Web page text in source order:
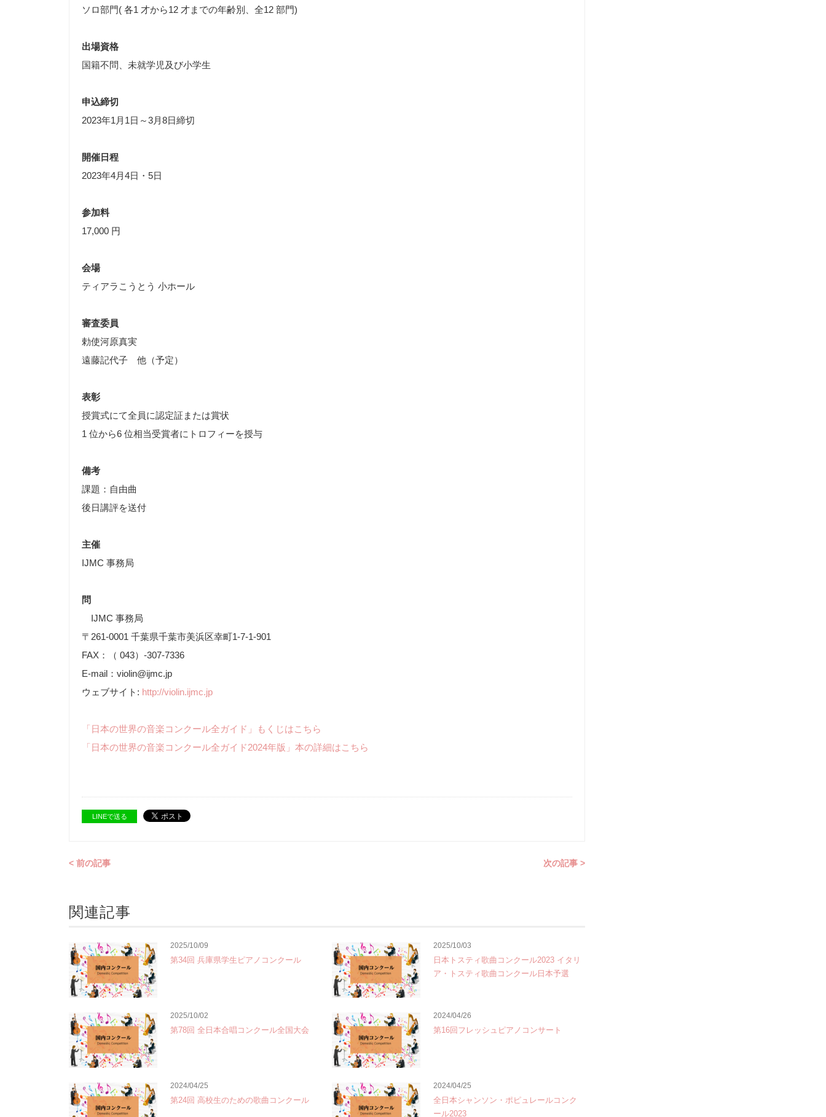
ソロ部門( 各1 才から12 才までの年齢別、全12 部門)
出場資格
国籍不問、未就学児及び小学生
申込締切
2023年1月1日～3月8日締切
開催日程
2023年4月4日・5日
参加料
17,000 円
会場
ティアラこうとう 小ホール
審査委員
勅使河原真実
遠藤記代子 他（予定）
表彰
授賞式にて全員に認定証または賞状
1 位から6 位相当受賞者にトロフィーを授与
備考
課題：自由曲
後日講評を送付
主催
IJMC 事務局
問
IJMC 事務局
〒261-0001 千葉県千葉市美浜区幸町1-7-1-901
FAX：（ 043）-307-7336
E-mail：violin@ijmc.jp
ウェブサイト: http://violin.ijmc.jp
「日本の世界の音楽コンクール全ガイド」もくじはこちら
「日本の世界の音楽コンクール全ガイド2024年版」本の詳細はこちら
LINEで送る
< 前の記事 次の記事 >
関連記事
2025/10/09
第34回 兵庫県学生ピアノコンクール
2025/10/03
日本トスティ歌曲コンクール2023 イタリ
ア・トスティ歌曲コンクール日本予選
2025/10/02
第78回 全日本合唱コンクール全国大会
2024/04/26
第16回フレッシュピアノコンサート
2024/04/25
第24回 高校生のための歌曲コンクール
2024/04/25
全日本シャンソン・ポピュレールコンク
ール2023